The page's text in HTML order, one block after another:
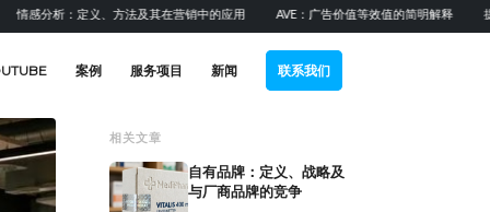
析：定义、方法及其在营销中的应用 AVE：广告价值等效值的简明解释 提升
案例 服务项目 新闻 联系我们
相关文章
自有品牌：定义、战略及
与厂商品牌的竞争